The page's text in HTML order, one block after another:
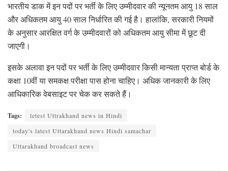
भारतीय डाक में इन पदों पर भर्ती के लिए उम्मीदवार की न्यूनतम आयु 18 साल
और अधिकतम आयु 40 साल निर्धारित की गई है। हालांकि, सरकारी नियमों
के अनुसार आरक्षित वर्ग के उम्मीदवारों को अधिकतम आयु सीमा में छूट दी
जाएगी।
इसके अलावा इन पदों पर भर्ती के लिए उम्मीदवार किसी मान्यता प्राप्त बोर्ड के
कक्षा 10वीं या समकक्ष परीक्षा पास होना चाहिए। अधिक जानकारी के लिए
आधिकारिक वेबसाइट पर चेक कर सकते हैं।
Tags:
letest Uttrakhand news in Hindi
today's latest Uttarakhand news Hindi samachar
Uttarakhand broadcast news